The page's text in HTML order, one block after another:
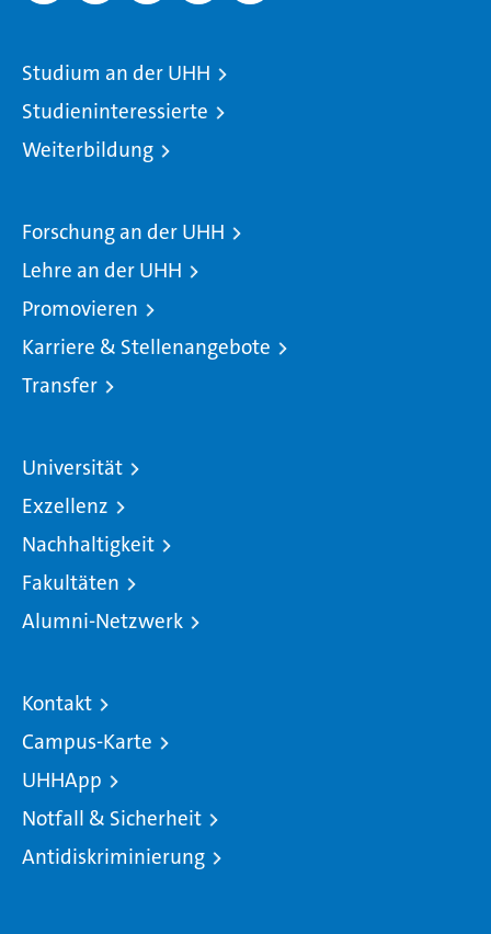
Studium an der UHH
Studieninteressierte
Weiterbildung
Forschung an der UHH
Lehre an der UHH
Promovieren
Karriere & Stellenangebote
Transfer
Universität
Exzellenz
Nachhaltigkeit
Fakultäten
Alumni-Netzwerk
Kontakt
Campus-Karte
UHHApp
Notfall & Sicherheit
Antidiskriminierung